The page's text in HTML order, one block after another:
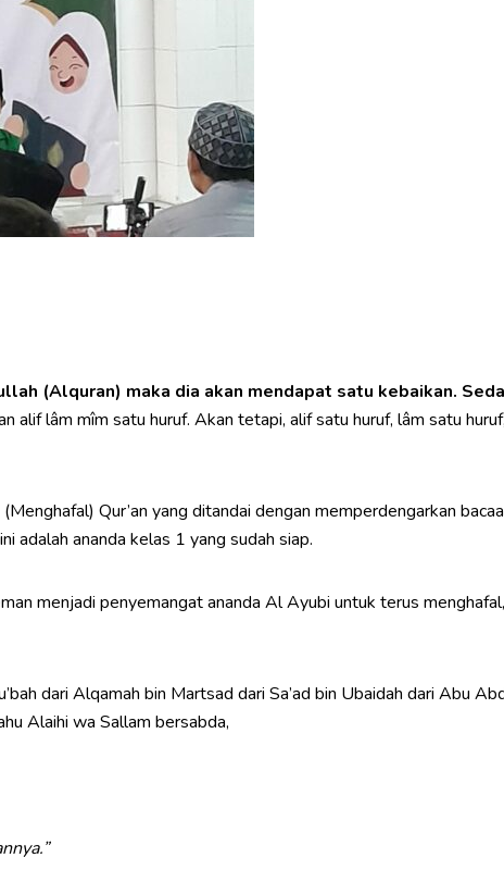
(Alquran) maka dia akan mendapat satu kebaikan.
alif lâm mîm satu huruf. Akan tetapi, alif satu huruf, lâm satu
Qur’an yang ditandai dengan memperdengarkan
adalah ananda kelas 1 yang sudah siap.
menjadi penyemangat ananda Al Ayubi untuk terus
dari Alqamah bin Martsad dari Sa’ad bin Ubaidah dari Abu
Alaihi wa Sallam bersabda,